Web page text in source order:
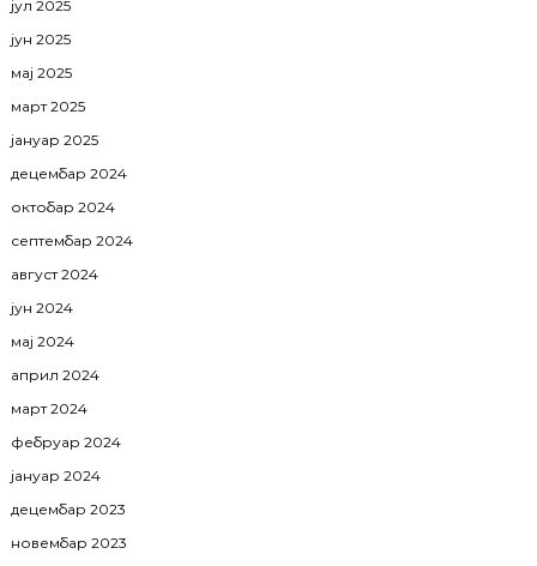
јул 2025
јун 2025
мај 2025
март 2025
јануар 2025
децембар 2024
октобар 2024
септембар 2024
август 2024
јун 2024
мај 2024
април 2024
март 2024
фебруар 2024
јануар 2024
децембар 2023
новембар 2023